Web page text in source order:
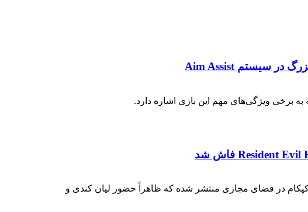
در فضای مجازی منتشر شده که ظاهراً حضور لیان کندی و